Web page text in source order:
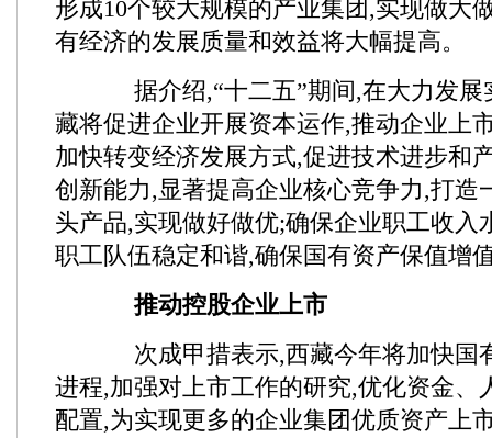
形成10个较大规模的产业集团,实现做大
有经济的发展质量和效益将大幅提高。
据介绍,“十二五”期间,在大力发展
藏将促进企业开展资本运作,推动企业上
加快转变经济发展方式,促进技术进步和
创新能力,显著提高企业核心竞争力,打造
头产品,实现做好做优;确保企业职工收入
职工队伍稳定和谐,确保国有资产保值增
推动控股企业上市
次成甲措表示,西藏今年将加快国
进程,加强对上市工作的研究,优化资金、
配置,为实现更多的企业集团优质资产上